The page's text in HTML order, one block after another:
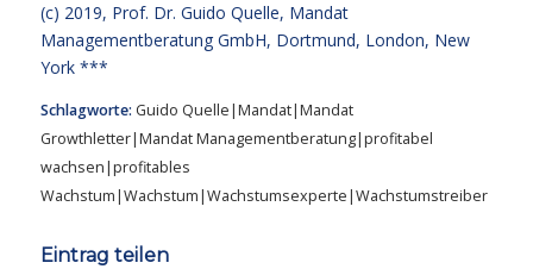
(c) 2019, Prof. Dr. Guido Quelle, Mandat
Managementberatung GmbH, Dortmund, London, New
York ***
Schlagworte: Guido Quelle|Mandat|Mandat
Growthletter|Mandat Managementberatung|profitabel
wachsen|profitables
Wachstum|Wachstum|Wachstumsexperte|Wachstumstreiber
Eintrag teilen